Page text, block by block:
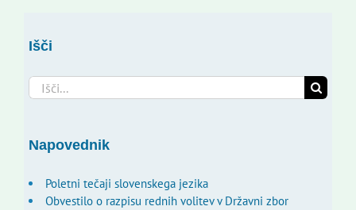
Išči
Search
for:
Napovednik
Poletni tečaji slovenskega jezika
Obvestilo o razpisu rednih volitev v Državni zbor